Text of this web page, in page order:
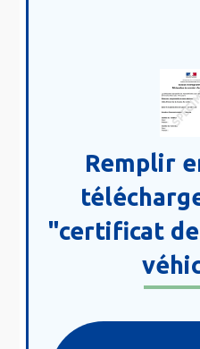
Remplir
"certificat de